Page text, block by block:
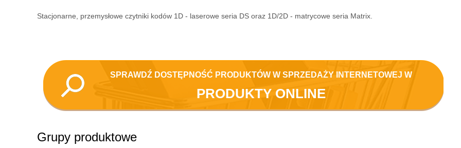
Stacjonarne, przemysłowe czytniki kodów 1D - laserowe seria DS oraz 1D/2D - matrycowe seria Matrix.
SPRAWDŹ DOSTĘPNOŚĆ PRODUKTÓW W SPRZEDAŻY INTERNETOWEJ W
PRODUKTY ONLINE
Grupy produktowe